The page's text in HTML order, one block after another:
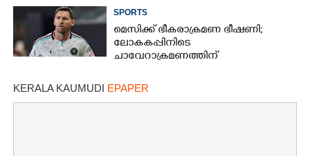
SPORTS
മെസിക്ക് ഭീകരാക്രമണ ഭീഷണി;
ലോകകപ്പിനിടെ
ചാവേറാക്രമണത്തിന്
KERALA KAUMUDI EPAPER
Share this link
Copy Link